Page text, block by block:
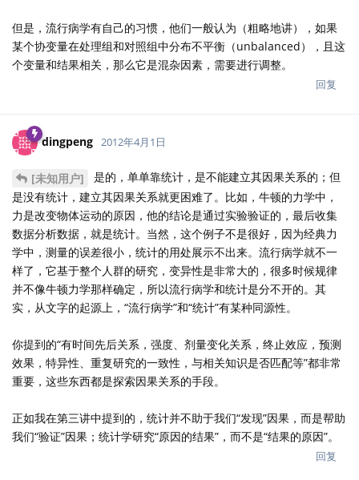
但是，流行病学有自己的习惯，他们一般认为（粗略地讲），如果
某个协变量在处理组和对照组中分布不平衡（unbalanced），且这
个变量和结果相关，那么它是混杂因素，需要进行调整。
回复
dingpeng 2012年4月1日
[未知用户]
是的，单单靠统计，是不能建立其因果关系的；但
是没有统计，建立其因果关系就更困难了。比如，牛顿的力学中，
力是改变物体运动的原因，他的结论是通过实验验证的，最后收集
数据分析数据，就是统计。当然，这个例子不是很好，因为经典力
学中，测量的误差很小，统计的用处展示不出来。流行病学就不一
样了，它基于整个人群的研究，变异性是非常大的，很多时候规律
并不像牛顿力学那样确定，所以流行病学和统计是分不开的。其
实，从文字的起源上，“流行病学”和“统计”有某种同源性。
你提到的“有时间先后关系，强度、剂量变化关系，终止效应，预测
效果，特异性、重复研究的一致性，与相关知识是否匹配等”都非常
重要，这些东西都是探索因果关系的手段。
正如我在第三讲中提到的，统计并不助于我们“发现”因果，而是帮助
我们“验证”因果；统计学研究“原因的结果”，而不是“结果的原因”。
回复